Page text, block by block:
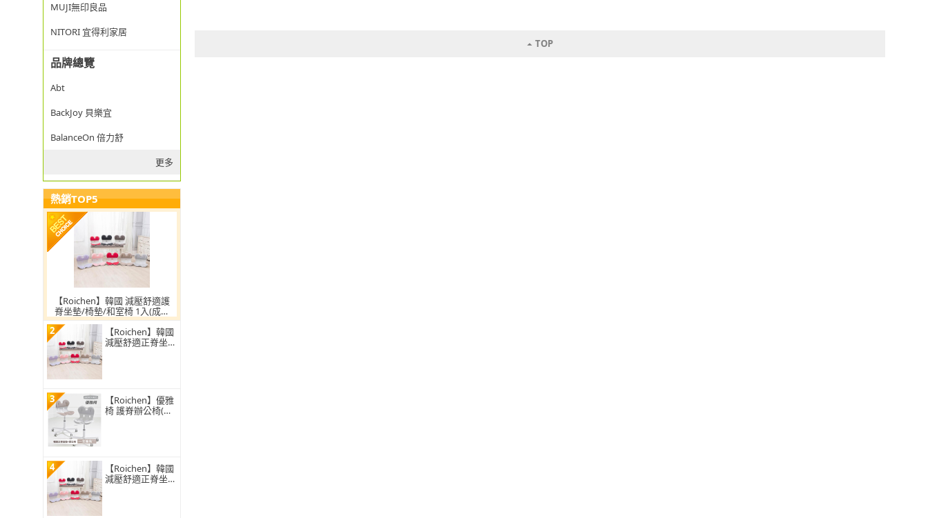
MUJI無印良品
NITORI 宜得利家居
品牌總覽
Abt
BackJoy 貝樂宜
BalanceOn 倍力舒
更多
熱銷TOP5
【Roichen】韓國 減壓舒適護
脊坐墊/椅墊/和室椅 1入(成人
及35Kg以上兒童適用 護腰 美
姿 靠墊)
2
【Roichen】韓國
減壓舒適正脊坐
3
【Roichen】優雅
椅 護脊辦公椅(電
4
【Roichen】韓國
減壓舒適正脊坐
TOP